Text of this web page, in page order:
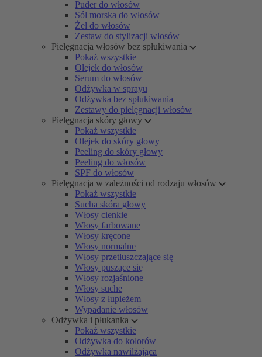
Puder do włosów
Sól morska do włosów
Żel do włosów
Zestaw do stylizacji włosów
Pielęgnacja włosów bez spłukiwania
Pokaż wszystkie
Olejek do włosów
Serum do włosów
Odżywka w sprayu
Odżywka bez spłukiwania
Zestawy do pielęgnacji włosów
Pielęgnacja skóry głowy
Pokaż wszystkie
Olejek do skóry głowy
Peeling do skóry głowy
Peeling do włosów
SPF do włosów
Pielęgnacja w zależności od rodzaju włosów
Pokaż wszystkie
Sucha skóra głowy
Włosy cienkie
Włosy farbowane
Włosy kręcone
Włosy normalne
Włosy przetłuszczające się
Włosy puszące się
Włosy rozjaśnione
Włosy suche
Włosy z łupieżem
Wypadanie włosów
Odżywka i płukanka
Pokaż wszystkie
Odżywka do kolorów
Odżywka nawilżająca